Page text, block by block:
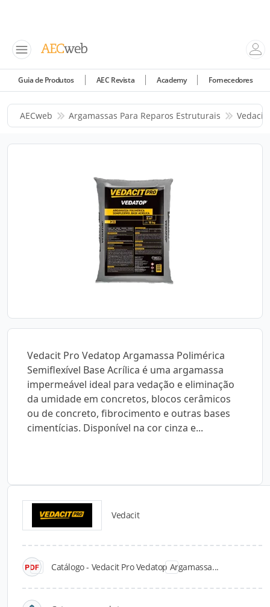
Guia de Produtos AEC Revista Academy Fornecedores
AECweb Argamassas Para Reparos Estruturais Vedacit
Vedacit Pro Vedatop Argamassa Polimérica
Semiflexível Base Acrílica é uma argamassa
impermeável ideal para vedação e eliminação
da umidade em concretos, blocos cerâmicos
ou de concreto, fibrocimento e outras bases
cimentícias. Disponível na cor cinza e...
Vedacit
Catálogo - Vedacit Pro Vedatop Argamassa...
Catálogos para Download